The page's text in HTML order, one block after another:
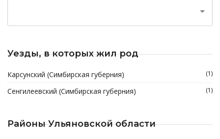
Уезды, в которых жил род
Карсунский (Симбирская губерния) (1)
Сенгилеевский (Симбирская губерния) (1)
Районы Ульяновской области